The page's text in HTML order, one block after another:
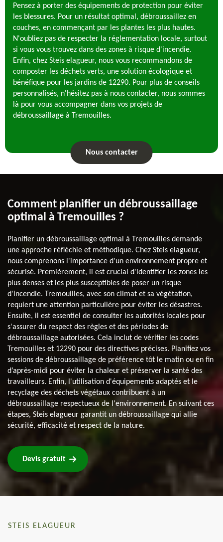
Pensez à porter des équipements de protection pour éviter
les blessures. Pour un résultat optimal, débroussaillez en
couches, en commençant par les plantes les plus hautes.
N'oubliez pas de respecter la réglementation locale, surtout
si vous vous trouvez dans des zones à risque d'incendie.
Enfin, chez Steis elagueur, nous vous recommandons de
composter les déchets verts, une solution écologique et
bénéfique pour les jardins de 12290. Pour plus de conseils
personnalisés, n'hésitez pas à nous contacter, nous sommes
là pour vous accompagner dans vos projets de
débroussaillage à Tremouilles.
Nous contacter
Comment planifier un débroussaillage
optimal à Tremouilles ?
Planifier un débroussaillage optimal à Tremouilles demande
une approche réfléchie et méthodique. Chez Steis elagueur,
nous comprenons l'importance d'un environnement propre et
sécurisé. Premièrement, il est crucial d'identifier les zones les
plus denses et les plus susceptibles de poser un risque
d'incendie. Tremouilles, avec son climat et sa végétation,
requiert une attention particulière pour éviter les désastres.
Ensuite, il est essentiel de consulter les autorités locales pour
s'assurer du respect des règles et des périodes de
débroussaillage autorisées. Cela inclut de vérifier les codes
Tremouilles et 12290 pour des directives précises. Planifiez vos
sessions de débroussaillage de préférence tôt le matin ou en fin
d’après-midi pour éviter la chaleur et préserver la santé des
travailleurs. Enfin, l'utilisation d'équipements adaptés et le
recyclage des déchets végétaux contribuent à un
débroussaillage respectueux de l'environnement. En suivant ces
étapes, Steis elagueur garantit un débroussaillage qui allie
sécurité, efficacité et respect de la nature.
Devis gratuit
STEIS ELAGUEUR